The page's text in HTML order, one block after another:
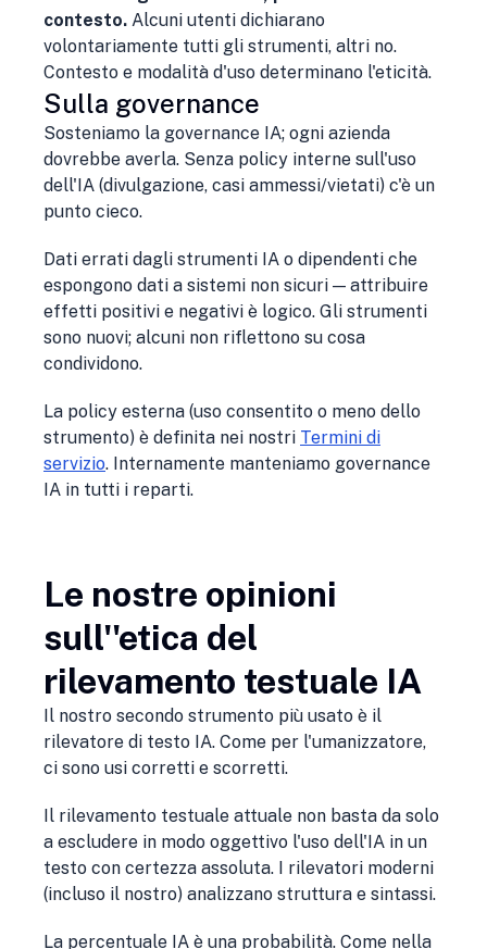
contesto. Alcuni utenti dichiarano
volontariamente tutti gli strumenti, altri no.
Contesto e modalità d'uso determinano l'eticità.
Sulla governance
Sosteniamo la governance IA; ogni azienda
dovrebbe averla. Senza policy interne sull'uso
dell'IA (divulgazione, casi ammessi/vietati) c'è un
punto cieco.
Dati errati dagli strumenti IA o dipendenti che
espongono dati a sistemi non sicuri — attribuire
effetti positivi e negativi è logico. Gli strumenti
sono nuovi; alcuni non riflettono su cosa
condividono.
La policy esterna (uso consentito o meno dello
strumento) è definita nei nostri Termini di
servizio. Internamente manteniamo governance
IA in tutti i reparti.
Le nostre opinioni
sull''etica del
rilevamento testuale IA
Il nostro secondo strumento più usato è il
rilevatore di testo IA. Come per l'umanizzatore,
ci sono usi corretti e scorretti.
Il rilevamento testuale attuale non basta da solo
a escludere in modo oggettivo l'uso dell'IA in un
testo con certezza assoluta. I rilevatori moderni
(incluso il nostro) analizzano struttura e sintassi.
La percentuale IA è una probabilità. Come nella